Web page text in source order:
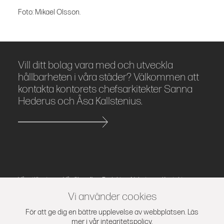
Foto: Mikael Olsson.
Vi använder cookies
För att ge dig en bättre upplevelse av webbplatsen. Läs
mer i vår integritetspolicy.
Vill ditt bolag vara med och utveckla
hållbarheten i våra städer? Välkommen att
kontakta kontorets chefsarkitekter Sanna
Hederus och Åsa Kallstenius.
Våra tjänster Vår filosofi Projekt Nyheter
Kontakt